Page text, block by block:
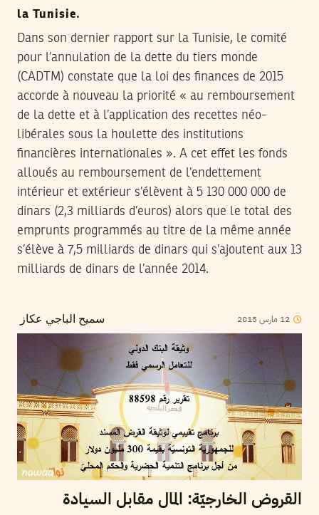
la Tunisie.
Dans son dernier rapport sur la Tunisie, le comité
pour l’annulation de la dette du tiers monde
(CADTM) constate que la loi des finances de 2015
accorde à nouveau la priorité « au remboursement
de la dette et à l’application des recettes néo-
libérales sous la houlette des institutions
financières internationales ». A cet effet les fonds
alloués au remboursement de l’endettement
intérieur et extérieur s’élèvent à 5 130 000 000 de
dinars (2,3 milliards d’euros) alors que le total des
emprunts programmés au titre de la même année
s’élève à 7,5 milliards de dinars qui s’ajoutent aux 13
milliards de dinars de l’année 2014.
سميح الباجي عكاز 12 مارس 2015
القروض الخارجيّة: المال مقابل السيادة